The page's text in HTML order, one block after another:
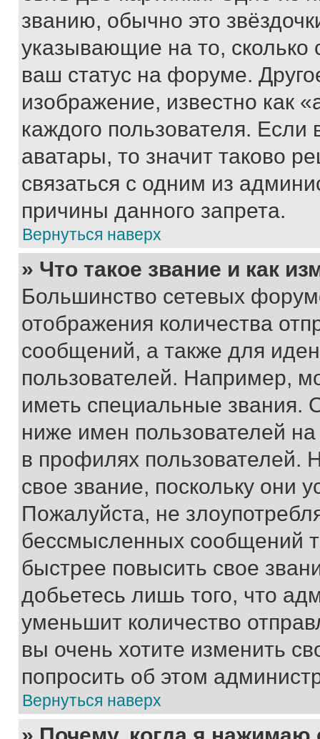
званию, обычно это
указывающие на то,
ваш статус на форуме.
изображение, известно как
каждого пользователя.
аватары, то значит таково
связаться с одним из
причины данного запрета.
Вернуться наверх
» Что такое звание и как
Большинство сетевых
отображения количества
сообщений, а также для
пользователей. Например,
иметь специальные звания.
ниже имен пользователей
в профилях
свое звание, поскольку они
Пожалуйста, не
бессмысленных сообщений
быстрее повысить свое
добьетесь лишь того, что
уменьшит количество
вы очень хотите изменить
попросить об этом
Вернуться наверх